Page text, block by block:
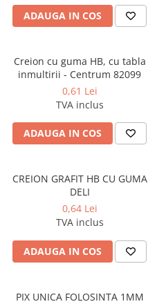
ADAUGA IN COS
Creion cu guma HB, cu tabla
inmultirii - Centrum 82099
0,61 Lei
TVA inclus
ADAUGA IN COS
CREION GRAFIT HB CU GUMA
DELI
0,64 Lei
TVA inclus
ADAUGA IN COS
PIX UNICA FOLOSINTA 1MM